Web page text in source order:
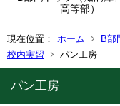
高等部）
現在位置： ホーム
B部
校内実習
パン工房
パン工房